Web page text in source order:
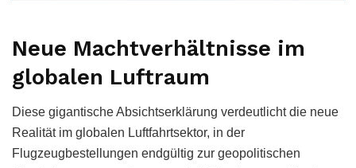
Neue Machtverhältnisse im
globalen Luftraum
Diese gigantische Absichtserklärung verdeutlicht die neue
Realität im globalen Luftfahrtsektor, in der
Flugzeugbestellungen endgültig zur geopolitischen